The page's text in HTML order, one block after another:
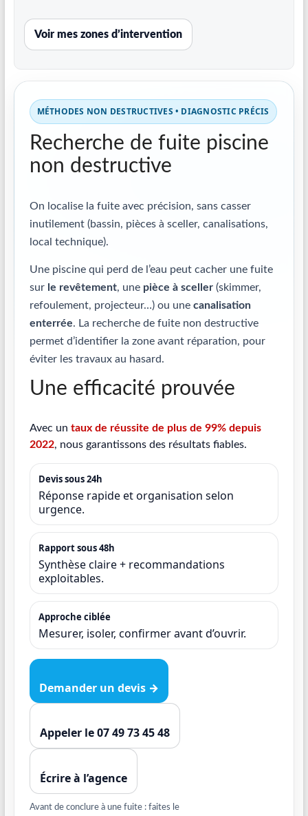
Voir mes zones d’intervention
MÉTHODES NON DESTRUCTIVES • DIAGNOSTIC PRÉCIS
Recherche de fuite piscine
non destructive
On localise la fuite avec précision, sans casser
inutilement (bassin, pièces à sceller, canalisations,
local technique).
Une piscine qui perd de l’eau peut cacher une fuite
sur le revêtement, une pièce à sceller(skimmer,
refoulement, projecteur…) ou une canalisation
enterrée. La recherche de fuite non destructive
permet d’identifier la zone avant réparation, pour
éviter les travaux au hasard.
Une efficacité prouvée
Avec un taux de réussite de plus de 99% depuis
2022, nous garantissons des résultats fiables.
Devis sous 24h
Réponse rapide et organisation selon
urgence.
Rapport sous 48h
Synthèse claire + recommandations
exploitables.
Approche ciblée
Mesurer, isoler, confirmer avant d’ouvrir.
Demander un devis →
Appeler le 07 49 73 45 48
Écrire à l’agence
Avant de conclure à une fuite : faites le